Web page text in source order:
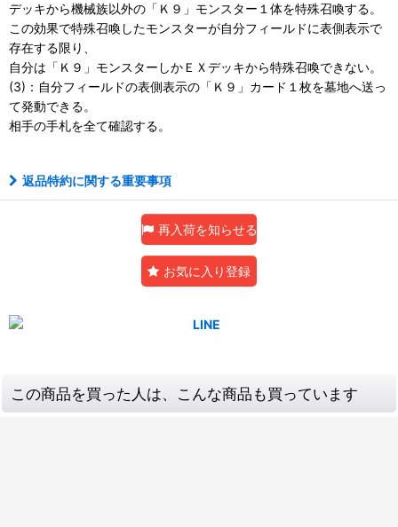
デッキから機械族以外の「Ｋ９」モンスター１体を特殊召喚する。
この効果で特殊召喚したモンスターが自分フィールドに表側表示で
存在する限り、
自分は「Ｋ９」モンスターしかＥＸデッキから特殊召喚できない。
(3)：自分フィールドの表側表示の「Ｋ９」カード１枚を墓地へ送っ
て発動できる。
相手の手札を全て確認する。
返品特約に関する重要事項
再入荷を知らせる
お気に入り登録
この商品を買った人は、こんな商品も買っています